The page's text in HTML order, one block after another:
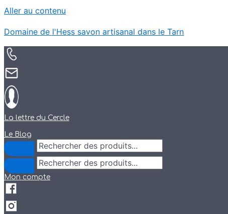
Aller au contenu
Domaine de l'Hess savon artisanal dans le Tarn
La lettre du Cercle
Le Blog
Mon compte